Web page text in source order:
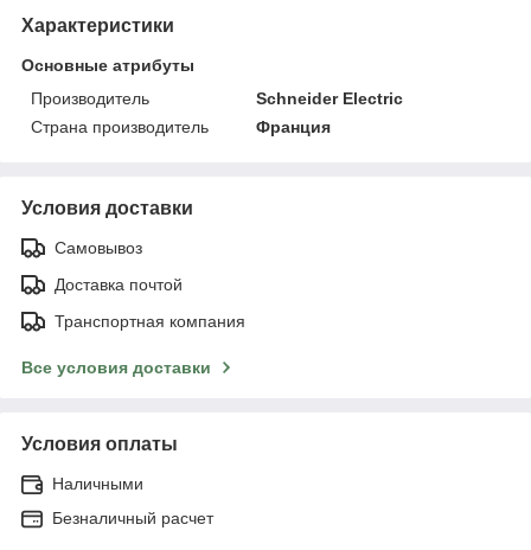
Характеристики
Основные атрибуты
Производитель
Schneider Electric
Страна производитель
Франция
Условия доставки
Самовывоз
Доставка почтой
Транспортная компания
Все условия доставки
Условия оплаты
Наличными
Безналичный расчет